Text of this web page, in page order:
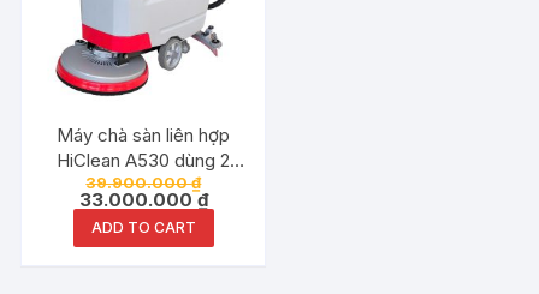
Máy chà sàn liên hợp
HiClean A530 dùng 2
bình acquy
39.900.000₫
33.000.000 ₫
ADD TO CART